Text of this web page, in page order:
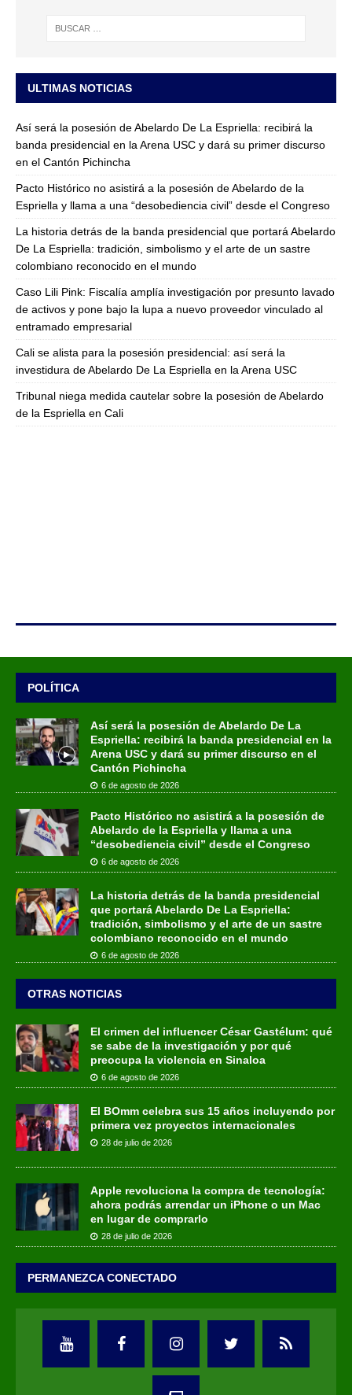
ULTIMAS NOTICIAS
Así será la posesión de Abelardo De La Espriella: recibirá la
banda presidencial en la Arena USC y dará su primer discurso
en el Cantón Pichincha
Pacto Histórico no asistirá a la posesión de Abelardo de la
Espriella y llama a una “desobediencia civil” desde el Congreso
La historia detrás de la banda presidencial que portará Abelardo
De La Espriella: tradición, simbolismo y el arte de un sastre
colombiano reconocido en el mundo
Caso Lili Pink: Fiscalía amplía investigación por presunto lavado
de activos y pone bajo la lupa a nuevo proveedor vinculado al
entramado empresarial
Cali se alista para la posesión presidencial: así será la
investidura de Abelardo De La Espriella en la Arena USC
Tribunal niega medida cautelar sobre la posesión de Abelardo
de la Espriella en Cali
POLÍTICA
Así será la posesión de Abelardo De La
Espriella: recibirá la banda presidencial en la
Arena USC y dará su primer discurso en el
Cantón Pichincha
6 de agosto de 2026
Pacto Histórico no asistirá a la posesión de
Abelardo de la Espriella y llama a una
“desobediencia civil” desde el Congreso
6 de agosto de 2026
La historia detrás de la banda presidencial
que portará Abelardo De La Espriella:
tradición, simbolismo y el arte de un sastre
colombiano reconocido en el mundo
6 de agosto de 2026
OTRAS NOTICIAS
El crimen del influencer César Gastélum: qué
se sabe de la investigación y por qué
preocupa la violencia en Sinaloa
6 de agosto de 2026
El BOmm celebra sus 15 años incluyendo por
primera vez proyectos internacionales
28 de julio de 2026
Apple revoluciona la compra de tecnología:
ahora podrás arrendar un iPhone o un Mac
en lugar de comprarlo
28 de julio de 2026
PERMANEZCA CONECTADO